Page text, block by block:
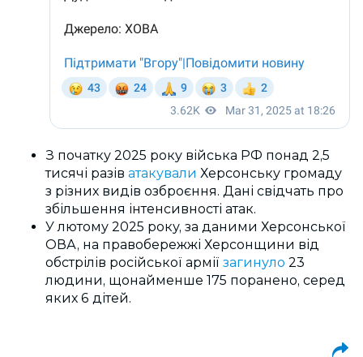
З початку 2025 року війська РФ понад 2,5
тисячі разів атакували Херсонську громаду
з різних видів озброєння. Дані свідчать про
збільшення інтенсивності атак.
У лютому 2025 року, за даними Херсонської
ОВА, на правобережжі Херсонщини від
обстрілів російської армії загинуло 23
людини, щонайменше 175 поранено, серед
яких 6 дітей.